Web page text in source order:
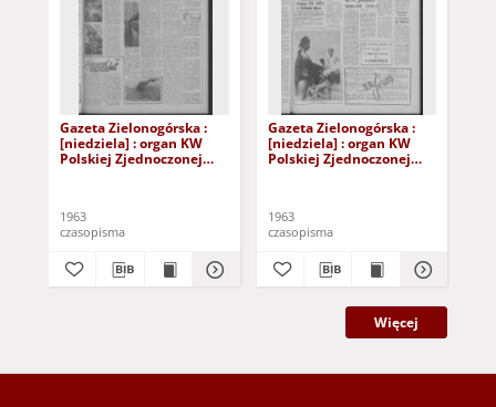
Gazeta Zielonogórska :
[niedziela] : organ KW
Polskiej Zjednoczonej
1963
czasopisma
Gazeta Zielonogórska :
[niedziela] : organ KW
Polskiej Zjednoczonej
1963
czasopisma
Więcej